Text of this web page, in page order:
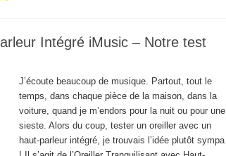
Intégré iMusic – Notre test
J’écoute beaucoup de musique. Partout, tout le
temps, dans chaque pièce de la maison, dans la
voiture, quand je m’endors pour la nuit ou pour une
sieste. Alors du coup, tester un oreiller avec un
haut-parleur intégré, je trouvais l’idée plutôt sympa